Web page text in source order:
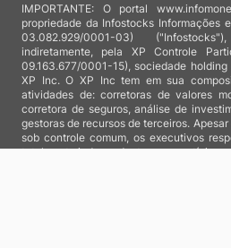
IMPORTANTE: O portal
propriedade da Infostocks Informações
03.082.929/0001-03)
indiretamente, pela XP Controle
09.163.677/0001-15), sociedade
XP Inc. O XP Inc tem em sua
atividades de: corretoras de valores
corretora de seguros, análise de
gestoras de recursos de terceiros.
sob controle comum, os executivos
totalmente independentes e as notícias,